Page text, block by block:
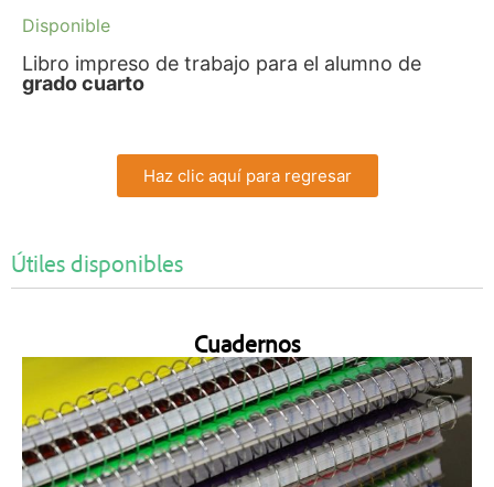
Disponible
Libro impreso de trabajo para el alumno de
grado cuarto
Haz clic aquí para regresar
Útiles disponibles
Cuadernos